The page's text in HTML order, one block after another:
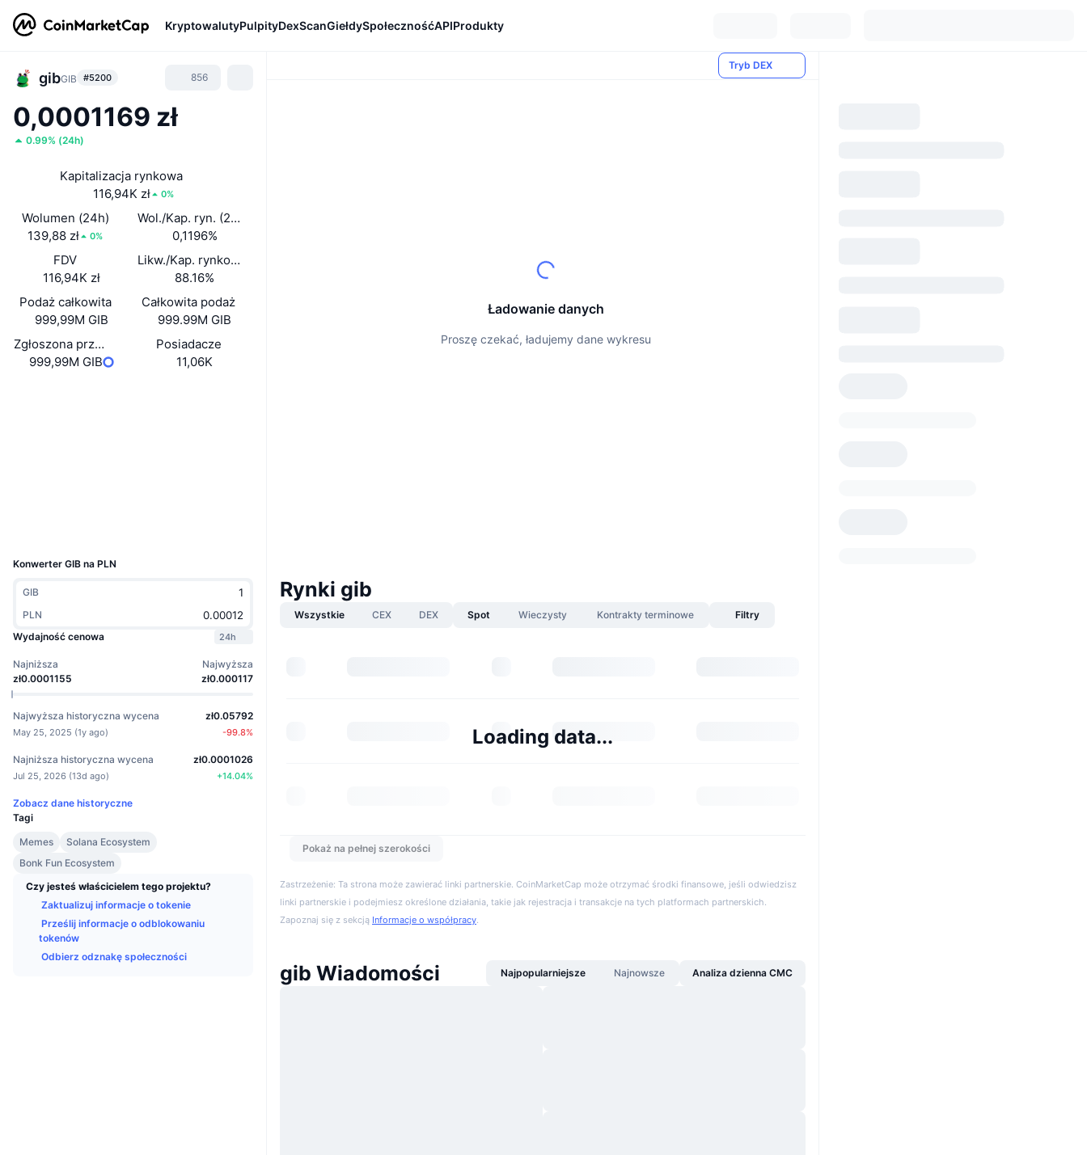
KryptowalutyPulpityDexScanGiełdySpołecznośćAPIProdukty
gibGIB #5200 856
0,0001169 zł
0.99% (24h)
Kapitalizacja rynkowa
116,94K zł
0%
Wolumen (24h)
139,88 zł
0%
Wol./Kap. ryn. (24 h)
0,1196%
FDV
116,94K zł
Likw./Kap. rynkowa
88.16%
Podaż całkowita
999,99M GIB
Całkowita podaż
999.99M GIB
Zgłoszona przez zespół podaż w obiegu
999,99M GIB
Posiadacze
11,06K
Konwerter GIB na PLN
GIB
PLN
Wydajność cenowa
24h
Najniższa
zł0.0001155
Najwyższa
zł0.000117
Najwyższa historyczna wycena
May 25, 2025 (1y ago)
zł0.05792
-99.8%
Najniższa historyczna wycena
Jul 25, 2026 (13d ago)
zł0.0001026
+14.04%
Zobacz dane historyczne
Tagi
Memes
Solana Ecosystem
Bonk Fun Ecosystem
Czy jesteś właścicielem tego projektu?
Zaktualizuj informacje o tokenie
Prześlij informacje o odblokowaniu
tokenów
Odbierz odznakę społeczności
Tryb DEX
Ładowanie danych
Proszę czekać, ładujemy dane wykresu
Rynki gib
Wszystkie CEX DEX Spot Wieczysty Kontrakty terminowe Filtry
Loading data...
Pokaż na pełnej szerokości
Zastrzeżenie: Ta strona może zawierać linki partnerskie. CoinMarketCap może otrzymać środki finansowe, jeśli odwiedzisz
linki partnerskie i podejmiesz określone działania, takie jak rejestracja i transakcje na tych platformach partnerskich.
Zapoznaj się z sekcją Informacje o współpracy.
gib Wiadomości Najpopularniejsze Najnowsze Analiza dzienna CMC